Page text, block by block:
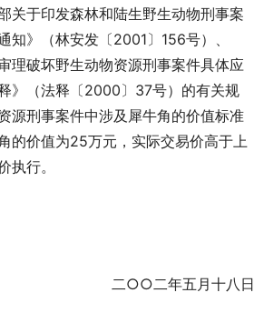
关于印发森林和陆生野生动物刑事案
知》（林安发〔2001〕156号）、
理破坏野生动物资源刑事案件具体应
》（法释〔2000〕37号）的有关规
源刑事案件中涉及犀牛角的价值标准
的价值为25万元，实际交易价高于上
执行。
二○○二年五月十八日